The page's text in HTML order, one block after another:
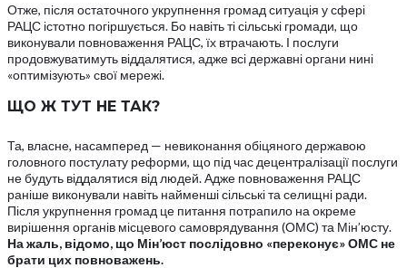
Отже, після остаточного укрупнення громад ситуація у сфері
РАЦС істотно погіршується. Бо навіть ті сільські громади, що
виконували повноваження РАЦС, їх втрачають. І послуги
продовжуватимуть віддалятися, адже всі державні органи нині
«оптимізують» свої мережі.
ЩО Ж ТУТ НЕ ТАК?
Та, власне, насамперед — невиконання обіцяного державою
головного постулату реформи, що під час децентралізації послуги
не будуть віддалятися від людей. Адже повноваження РАЦС
раніше виконували навіть найменші сільські та селищні ради.
Після укрупнення громад це питання потрапило на окреме
вирішення органів місцевого самоврядування (ОМС) та Мін’юсту.
На жаль, відомо, що Мін’юст послідовно «переконує» ОМС не
брати цих повноважень.